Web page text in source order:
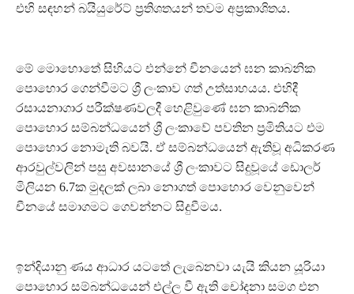
එහි සඳහන් බයියුරේට් ප්‍රතිශතයන් තවම අප්‍රකාශිතය.
මේ මොහොතේ සිහියට එන්නේ චීනයෙන් ඝන කාබනික
පොහොර ගෙන්වීමට ශ්‍රී ලංකාව ගත් උත්සාහයය. එහිදී
රසායනාගාර පරීක්ෂණවලදී හෙළිවුණේ ඝන කාබනික
පොහොර සම්බන්ධයෙන් ශ්‍රී ලංකාවේ පවතින ප්‍රමිතියට එම
පොහොර නොමැති බවයි. ඒ සම්බන්ධයෙන් ඇතිවූ අධිකරණ
ආරවුල්වලින් පසු අවසානයේ ශ්‍රී ලංකාවට සිදුවූයේ ඩොලර්
මිලියන 6.7ක මුදලක් ලබා නොගත් පොහොර වෙනුවෙන්
චීනයේ සමාගමට ගෙවන්නට සිදුවීමය.
ඉන්දියානු ණය ආධාර යටතේ ලැබෙනවා යැයි කියන යූරියා
පොහොර සම්බන්ධයෙන් එල්ල වී ඇති චෝදනා සමග එන